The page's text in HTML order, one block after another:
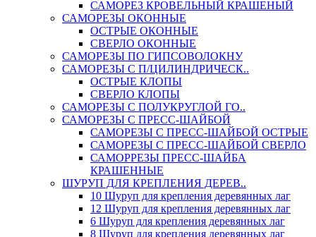
САМОРЕЗ КРОВЕЛЬНЫЙ КРАШЕНЫЙ
САМОРЕЗЫ ОКОННЫЕ
ОСТРЫЕ ОКОННЫЕ
СВЕРЛО ОКОННЫЕ
САМОРЕЗЫ ПО ГИПСОВОЛОКНУ
САМОРЕЗЫ С П/ЦИЛИНДРИЧЕСК..
ОСТРЫЕ КЛОПЫ
СВЕРЛО КЛОПЫ
САМОРЕЗЫ С ПОЛУКРУГЛОЙ ГО..
САМОРЕЗЫ С ПРЕСС-ШАЙБОЙ
САМОРЕЗЫ С ПРЕСС-ШАЙБОЙ ОСТРЫЕ
САМОРЕЗЫ С ПРЕСС-ШАЙБОЙ СВЕРЛО
САМОРРЕЗЫ ПРЕСС-ШАЙБА
КРАШЕННЫЕ
ШУРУП ДЛЯ КРЕПЛЕНИЯ ДЕРЕВ..
10 Шуруп для крепления деревянных лаг
12 Шуруп для крепления деревянных лаг
6 Шуруп для крепления деревянных лаг
8 Шуруп для крепления деревянных лаг